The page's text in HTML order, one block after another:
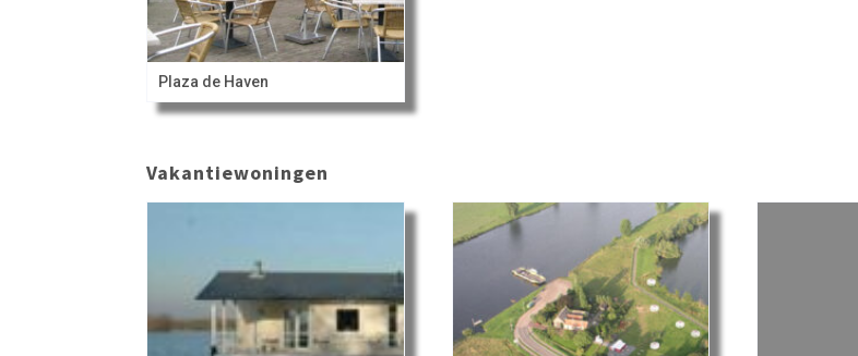
Plaza de Haven
Vakantiewoningen